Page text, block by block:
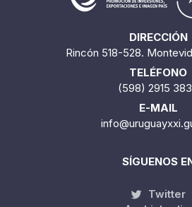
DIRECCIÓN
Rincón 518-528.
TELÉFONO
(598) 2915
E-MAIL
SÍGUENOS
Twitter